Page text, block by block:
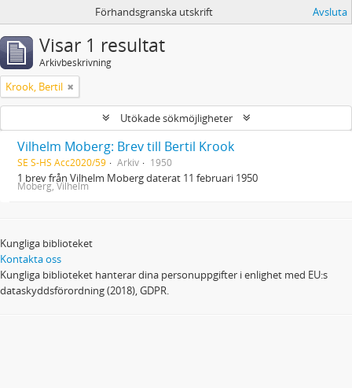
Förhandsgranska utskrift Avsluta
Visar 1 resultat
Arkivbeskrivning
Krook, Bertil
Utökade sökmöjligheter
Vilhelm Moberg: Brev till Bertil Krook
SE S-HS Acc2020/59 Arkiv 1950
1 brev från Vilhelm Moberg daterat 11 februari 1950
Moberg, Vilhelm
Kungliga biblioteket
Kontakta oss
Kungliga biblioteket hanterar dina personuppgifter i enlighet med EU:s
dataskyddsförordning (2018), GDPR.